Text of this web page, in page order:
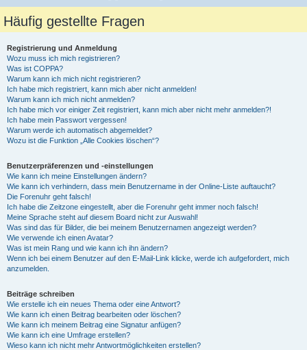
Häufig gestellte Fragen
Registrierung und Anmeldung
Wozu muss ich mich registrieren?
Was ist COPPA?
Warum kann ich mich nicht registrieren?
Ich habe mich registriert, kann mich aber nicht anmelden!
Warum kann ich mich nicht anmelden?
Ich habe mich vor einiger Zeit registriert, kann mich aber nicht mehr anmelden?!
Ich habe mein Passwort vergessen!
Warum werde ich automatisch abgemeldet?
Wozu ist die Funktion „Alle Cookies löschen“?
Benutzerpräferenzen und -einstellungen
Wie kann ich meine Einstellungen ändern?
Wie kann ich verhindern, dass mein Benutzername in der Online-Liste auftaucht?
Die Forenuhr geht falsch!
Ich habe die Zeitzone eingestellt, aber die Forenuhr geht immer noch falsch!
Meine Sprache steht auf diesem Board nicht zur Auswahl!
Was sind das für Bilder, die bei meinem Benutzernamen angezeigt werden?
Wie verwende ich einen Avatar?
Was ist mein Rang und wie kann ich ihn ändern?
Wenn ich bei einem Benutzer auf den E-Mail-Link klicke, werde ich aufgefordert, mich
anzumelden.
Beiträge schreiben
Wie erstelle ich ein neues Thema oder eine Antwort?
Wie kann ich einen Beitrag bearbeiten oder löschen?
Wie kann ich meinem Beitrag eine Signatur anfügen?
Wie kann ich eine Umfrage erstellen?
Wieso kann ich nicht mehr Antwortmöglichkeiten erstellen?